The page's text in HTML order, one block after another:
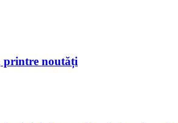
printre noutăți